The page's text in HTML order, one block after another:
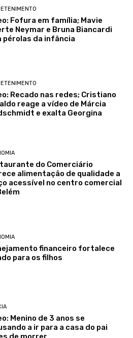
Fofura em família; Mavie
Neymar e Bruna Biancardi
pérolas da infância
Recado nas redes; Cristiano
reage a vídeo de Márcia
e exalta Georgina
do Comerciário
alimentação de qualidade a
acessível no centro comercial
financeiro fortalece
para os filhos
Menino de 3 anos se
a ir para a casa do pai